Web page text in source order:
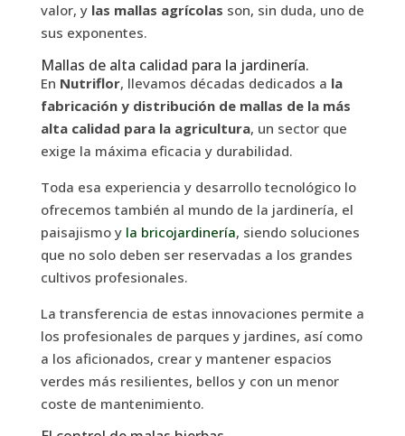
valor, y las mallas agrícolas son, sin duda, uno de
sus exponentes.
Mallas de alta calidad para la jardinería.
En Nutriflor, llevamos décadas dedicados a la
fabricación y distribución de mallas de la más
alta calidad para la agricultura, un sector que
exige la máxima eficacia y durabilidad.
Toda esa experiencia y desarrollo tecnológico lo
ofrecemos también al mundo de la jardinería, el
paisajismo y la bricojardinería, siendo soluciones
que no solo deben ser reservadas a los grandes
cultivos profesionales.
La transferencia de estas innovaciones permite a
los profesionales de parques y jardines, así como
a los aficionados, crear y mantener espacios
verdes más resilientes, bellos y con un menor
coste de mantenimiento.